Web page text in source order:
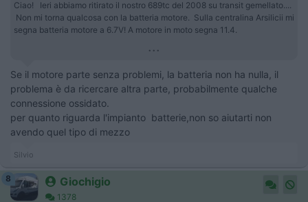
Ciao! Ieri abbiamo ritirato il nostro 689tc del 2008 su transit gemellato....
Non mi torna qualcosa con la batteria motore. Sulla centralina Arsilicii mi
segna batteria motore a 6.7V! A motore in moto segna 11.4.
...
Se il motore parte senza problemi, la batteria non ha nulla, il
problema è da ricercare altra parte, probabilmente qualche
connessione ossidato.
per quanto riguarda l'impianto batterie,non so aiutarti non
avendo quel tipo di mezzo
Silvio
8 Giochigio
1378